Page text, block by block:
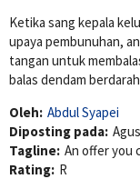
Ketika sang kepala
upaya pembunuhan,
tangan untuk
balas dendam
Oleh: Abdul Syapei
Diposting pada:
Tagline: An offer you
Rating: R